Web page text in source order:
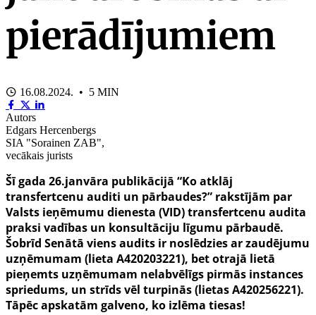
pierādījumiem
16.08.2024. • 5 MIN
Autors
Edgars Hercenbergs
SIA "Sorainen ZAB",
vecākais jurists
Šī gada 26.janvāra publikācijā “Ko atklāj
transfertcenu auditi un pārbaudes?” rakstījām par
Valsts ieņēmumu dienesta (VID) transfertcenu audita
praksi vadības un konsultāciju līgumu pārbaudē.
Šobrīd Senātā viens audits ir noslēdzies ar zaudējumu
uzņēmumam (lieta A420203221), bet otrajā lietā
pieņemts uzņēmumam nelabvēlīgs pirmās instances
spriedums, un strīds vēl turpinās (lietas A420256221).
Tāpēc apskatām galveno, ko izlēma tiesas!